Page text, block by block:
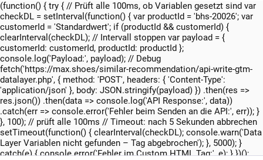
(function() { try { // Prüft alle 100ms, ob Variablen gesetzt sind var
checkDL = setInterval(function() { var productId = 'bhs-20026'; var
customerId = 'Standardwert'; if (productId && customerId) {
clearInterval(checkDL); // Intervall stoppen var payload = {
customerId: customerId, productId: productId };
console.log('Payload:', payload); // Debug
fetch('https://max.shoes/similar-recommendation/api-write-gtm-
datalayer.php', { method: 'POST', headers: { 'Content-Type':
'application/json' }, body: JSON.stringify(payload) }) .then(res =>
res.json()) .then(data => console.log('API Response:', data))
.catch(err => console.error('Fehler beim Senden an die API:', err)); }
}, 100); // prüft alle 100ms // Timeout: nach 5 Sekunden abbrechen
setTimeout(function() { clearInterval(checkDL); console.warn('Data
Layer Variablen nicht gefunden – Tag abgebrochen'); }, 5000); }
catch(e) { console.error('Fehler im Custom HTML Tag:', e); } })();